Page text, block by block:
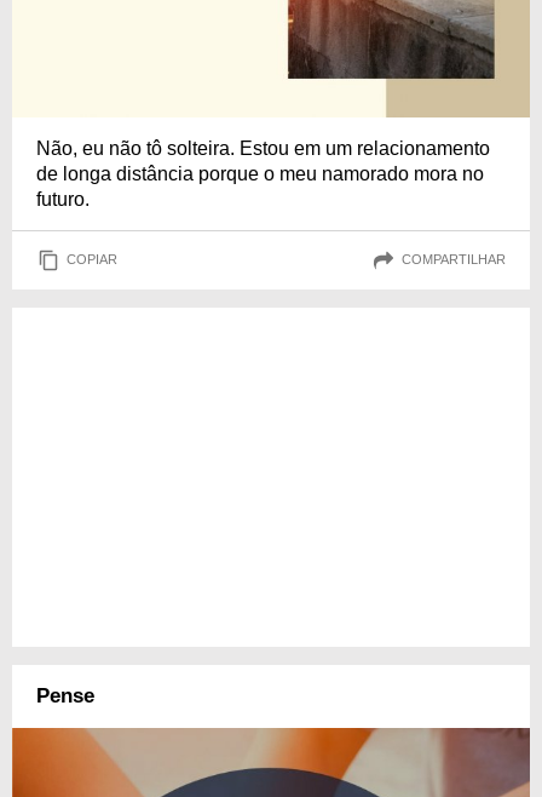
Não, eu não tô solteira. Estou em um relacionamento
de longa distância porque o meu namorado mora no
futuro.
COPIAR COMPARTILHAR
Pense